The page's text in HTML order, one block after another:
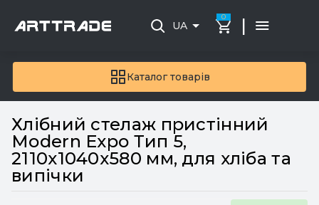
Каталог товарів
UA
0 |
Хлібний стелаж пристінний
Modern Expo Тип 5,
2110х1040х580 мм, для хліба та
випічки